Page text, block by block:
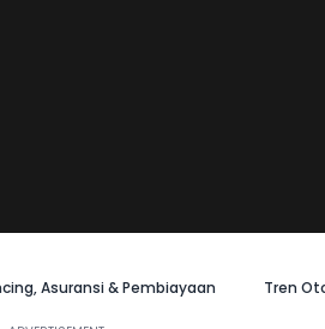
Asuransi & Pembiayaan Tren